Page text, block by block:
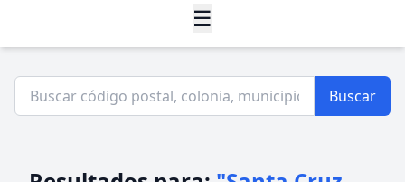
☰
Buscar